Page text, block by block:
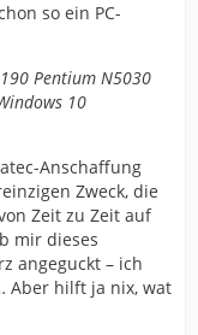
was eine gute
Windows?
ganz ernst...
auch einen
so ein PC-
Pentium N5030
10
Anschaffung
Zweck, die
Zeit zu Zeit auf
mir dieses
angeguckt – ich
Aber hilft ja nix, wat